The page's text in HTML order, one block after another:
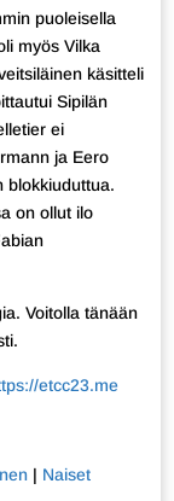
puoleisella
myös Vilka
käsitteli
Sipilän
ei
ja Eero
blokkiuduttua.
on ollut ilo
Voitolla tänään
etcc23.me
| Naiset